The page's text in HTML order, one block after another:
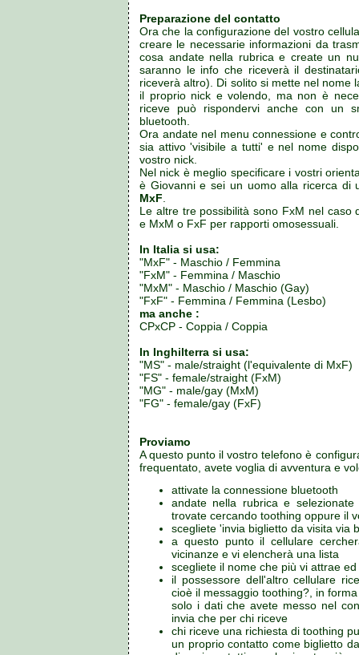
Preparazione del contatto
Ora che la configurazione del vostro
creare le necessarie informazioni da
cosa andate nella rubrica e create un
saranno le info che riceverà il
riceverà altro). Di solito si mette nel nome
il proprio nick e volendo, ma non è
riceve può rispondervi anche con un
bluetooth.
Ora andate nel menu connessione e
sia attivo 'visibile a tutti' e nel nome
vostro nick.
Nel nick è meglio specificare i vostri
è Giovanni e sei un uomo alla ricerca di
MxF
Le altre tre possibilità sono FxM nel caso
e MxM o FxF per rapporti omosessuali.
In Italia si usa:
"MxF" - Maschio / Femmina
"FxM" - Femmina / Maschio
"MxM" - Maschio / Maschio (Gay)
"FxF" - Femmina / Femmina (Lesbo)
ma anche :
CPxCP - Coppia / Coppia
In Inghilterra si usa:
"MS" - male/straight (l'equivalente di MxF)
"FS" - female/straight (FxM)
"MG" - male/gay (MxM)
"FG" - female/gay (FxF)
Proviamo
A questo punto il vostro telefono è
frequentato, avete voglia di avventura e
attivate la connessione bluetooth
andate nella rubrica e
trovate cercando toothing oppure il
scegliete 'invia biglietto da visita via
a questo punto il cellulare
vicinanze e vi elencherà una lista
scegliete il nome che più vi attrae
il possessore dell'altro cellulare
cioè il messaggio toothing?, in
solo i dati che avete messo nel
invia che per chi riceve
chi riceve una richiesta di toothing
un proprio contatto come biglietto